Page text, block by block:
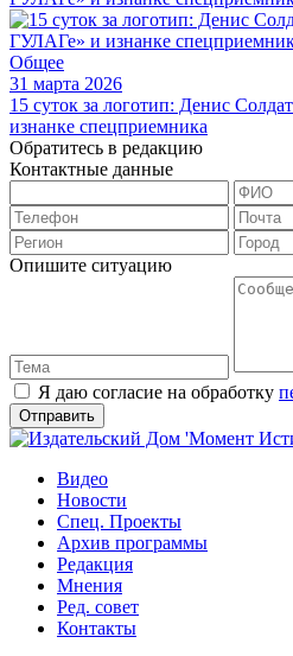
Общее
31 марта 2026
15 суток за логотип: Денис
изнанке спецприемника
Обратитесь в редакцию
Контактные данные
Опишите ситуацию
Я даю согласие на обработку
Видео
Новости
Спец. Проекты
Архив программы
Редакция
Мнения
Ред. совет
Контакты